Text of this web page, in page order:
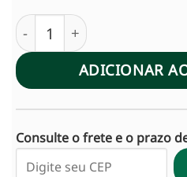
PORTA ESCOVA ACRILICO
ADICIONAR
Consulte o frete e o prazo